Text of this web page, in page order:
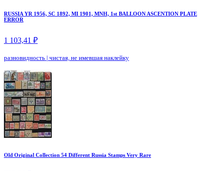
RUSSIA YR 1956, SC 1892, MI 1901, MNH, 1st BALLOON ASCENTION PLATE
ERROR
1 103,41 ₽
разновидность | чистая, не имевшая наклейку
Old Original Collection 54 Different Russia Stamps Very Rare